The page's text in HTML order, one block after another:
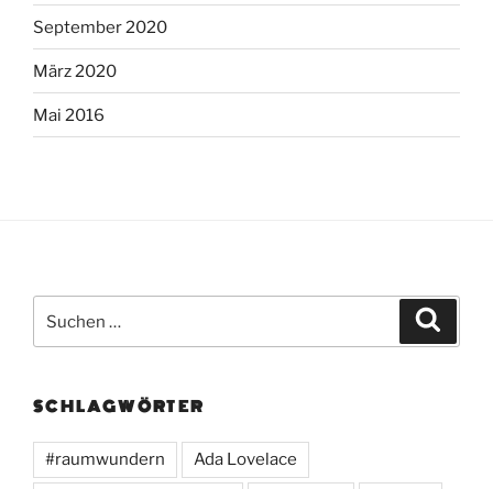
September 2020
März 2020
Mai 2016
nach:
SCHLAGWÖRTER
#raumwundern Ada Lovelace